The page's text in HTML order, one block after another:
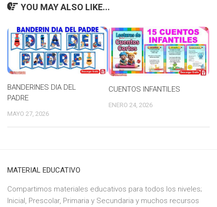
YOU MAY ALSO LIKE...
BANDERINES DIA DEL
PADRE
MAYO 27, 2026
CUENTOS INFANTILES
ENERO 24, 2026
MATERIAL EDUCATIVO
Compartimos materiales educativos para todos los niveles;
Inicial, Prescolar, Primaria y Secundaria y muchos recursos